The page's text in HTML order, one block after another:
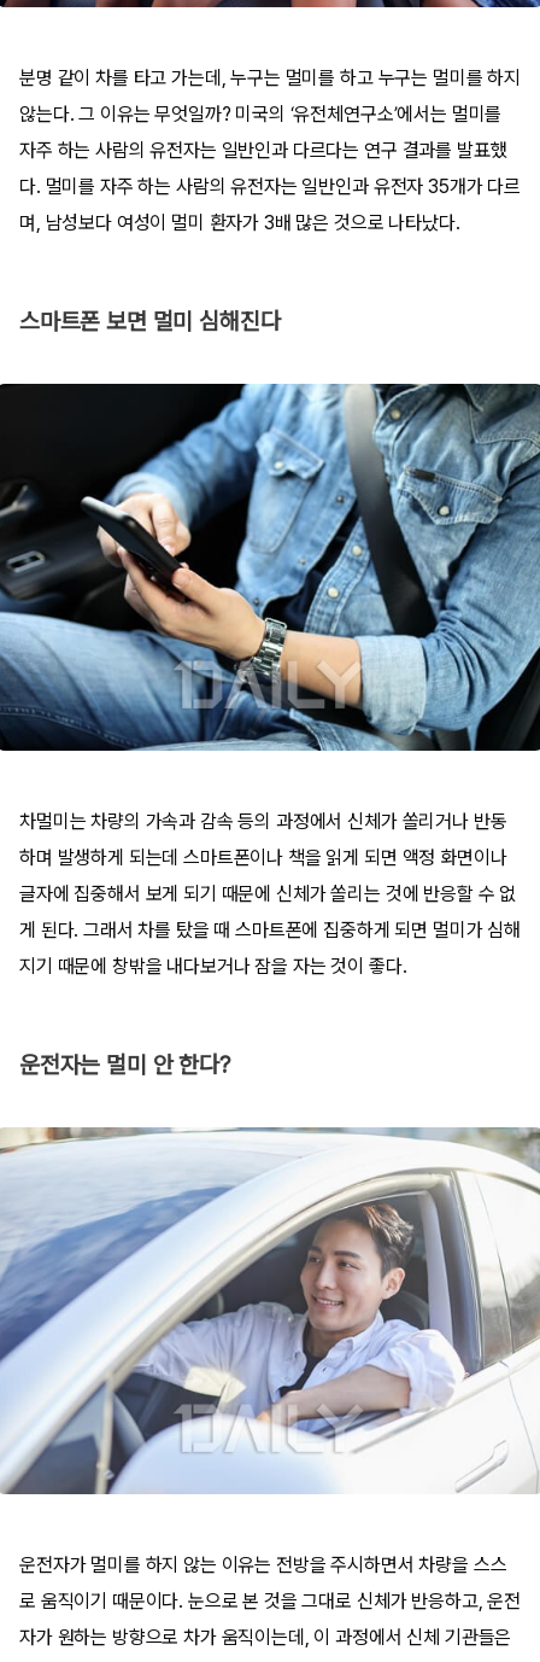
분명 같이 차를 타고 가는데, 누구는 멀미를 하고 누구는 멀미를 하지
않는다. 그 이유는 무엇일까? 미국의 ‘유전체연구소’에서는 멀미를
자주 하는 사람의 유전자는 일반인과 다르다는 연구 결과를 발표했
다. 멀미를 자주 하는 사람의 유전자는 일반인과 유전자 35개가 다르
며, 남성보다 여성이 멀미 환자가 3배 많은 것으로 나타났다.
스마트폰 보면 멀미 심해진다
차멀미는 차량의 가속과 감속 등의 과정에서 신체가 쏠리거나 반동
하며 발생하게 되는데 스마트폰이나 책을 읽게 되면 액정 화면이나
글자에 집중해서 보게 되기 때문에 신체가 쏠리는 것에 반응할 수 없
게 된다. 그래서 차를 탔을 때 스마트폰에 집중하게 되면 멀미가 심해
지기 때문에 창밖을 내다보거나 잠을 자는 것이 좋다.
운전자는 멀미 안 한다?
운전자가 멀미를 하지 않는 이유는 전방을 주시하면서 차량을 스스
로 움직이기 때문이다. 눈으로 본 것을 그대로 신체가 반응하고, 운전
자가 원하는 방향으로 차가 움직이는데, 이 과정에서 신체 기관들은